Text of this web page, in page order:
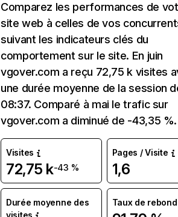
Comparez les performances de
site web à celles de vos
suivant les indicateurs clés du
comportement sur le site. En juin
vgover.com a reçu 72,75 k visites
une durée moyenne de la session
08:37. Comparé à mai le trafic sur
vgover.com a diminué de -43,35 %.
Visites
72,75 k-43 %
Pages / Visite
1,6
Durée moyenne des
visites
Taux de rebond